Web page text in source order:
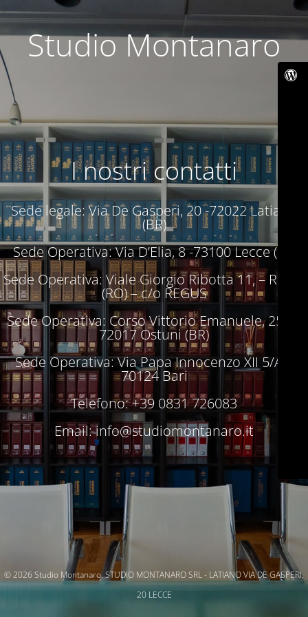
Studio Montanaro
I nostri contatti
Sede legale: Via De Gasperi, 20 -72022 Latiano
(BR)
Sede Operativa: Via D’Elia, 8 -73100 Lecce (LE)
Sede Operativa: Viale Giorgio Ribotta 11, – Roma
(RO) – c/o REGUS
Sede Operativa: Corso Vittorio Emanuele, 250 –
72017 Ostuni (BR)
Sede Operativa: Via Papa Innocenzo XII 5/A –
70124 Bari
Telefono: +39 0831 726083
Email:info@studiomontanaro.it
© 2026 Studio Montanaro. STUDIO MONTANARO SRL - LATIANO VIA DE GASPERI,
20 LECCE